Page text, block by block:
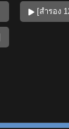
[สำรอง